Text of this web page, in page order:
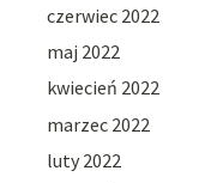
czerwiec 2022
maj 2022
kwiecień 2022
marzec 2022
luty 2022